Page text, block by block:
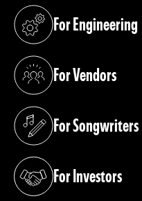
For Engineering
(opens in a new tab)
For Vendors
(opens in a new tab)
For Songwriters
(opens in a new tab)
For Investors
(opens in a new tab)